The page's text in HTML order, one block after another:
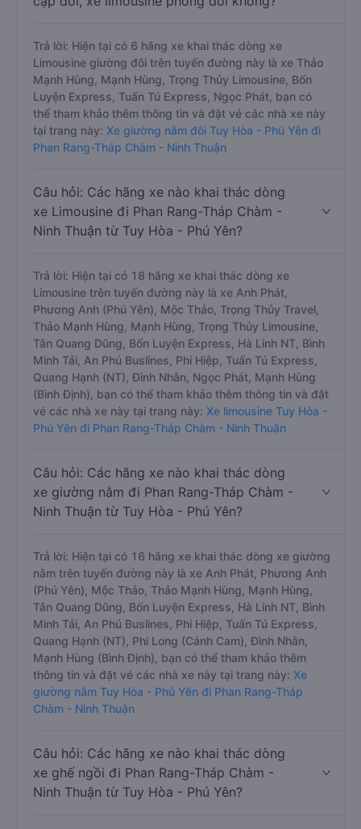
Trả lời: Hiện tại có 6 hãng xe khai thác dòng xe
Limousine giường đôi trên tuyến đường này là xe Thảo
Mạnh Hùng, Mạnh Hùng, Trọng Thủy Limousine, Bốn
Luyện Express, Tuấn Tú Express, Ngọc Phát, bạn có
thể tham khảo thêm thông tin và đặt vé các nhà xe này
tại trang này: Xe giường nằm đôi Tuy Hòa - Phú Yên đi
Phan Rang-Tháp Chàm - Ninh Thuận
Câu hỏi: Các hãng xe nào khai thác dòng
xe Limousine đi Phan Rang-Tháp Chàm -
Ninh Thuận từ Tuy Hòa - Phú Yên?
Trả lời: Hiện tại có 18 hãng xe khai thác dòng xe
Limousine trên tuyến đường này là xe Anh Phát,
Phương Anh (Phú Yên), Mộc Thảo, Trọng Thủy Travel,
Thảo Mạnh Hùng, Mạnh Hùng, Trọng Thủy Limousine,
Tân Quang Dũng, Bốn Luyện Express, Hà Linh NT, Bình
Minh Tải, An Phú Buslines, Phi Hiệp, Tuấn Tú Express,
Quang Hạnh (NT), Đình Nhân, Ngọc Phát, Mạnh Hùng
(Bình Định), bạn có thể tham khảo thêm thông tin và đặt
vé các nhà xe này tại trang này: Xe limousine Tuy Hòa -
Phú Yên đi Phan Rang-Tháp Chàm - Ninh Thuận
Câu hỏi: Các hãng xe nào khai thác dòng
xe giường nằm đi Phan Rang-Tháp Chàm -
Ninh Thuận từ Tuy Hòa - Phú Yên?
Trả lời: Hiện tại có 16 hãng xe khai thác dòng xe giường
nằm trên tuyến đường này là xe Anh Phát, Phương Anh
(Phú Yên), Mộc Thảo, Thảo Mạnh Hùng, Mạnh Hùng,
Tân Quang Dũng, Bốn Luyện Express, Hà Linh NT, Bình
Minh Tải, An Phú Buslines, Phi Hiệp, Tuấn Tú Express,
Quang Hạnh (NT), Phi Long (Cánh Cam), Đình Nhân,
Mạnh Hùng (Bình Định), bạn có thể tham khảo thêm
thông tin và đặt vé các nhà xe này tại trang này: Xe
giường nằm Tuy Hòa - Phú Yên đi Phan Rang-Tháp
Chàm - Ninh Thuận
Câu hỏi: Các hãng xe nào khai thác dòng
xe ghế ngồi đi Phan Rang-Tháp Chàm -
Ninh Thuận từ Tuy Hòa - Phú Yên?